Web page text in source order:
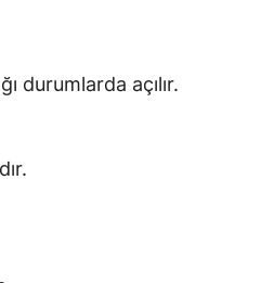
durumlarda açılır.